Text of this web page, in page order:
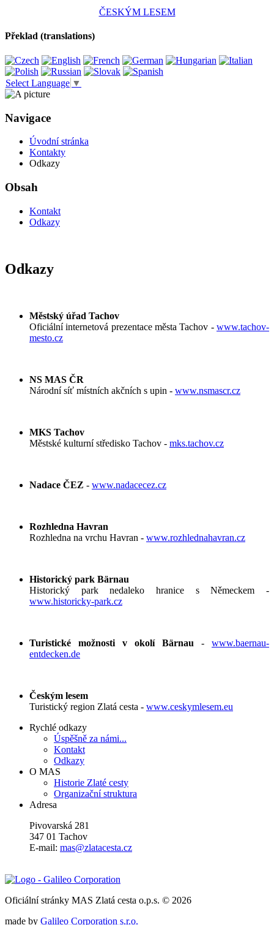
ČESKÝM LESEM
Překlad (translations)
Select Language ▼
Navigace
Úvodní stránka
Kontakty
Odkazy
Obsah
Kontakt
Odkazy
Odkazy
Městský úřad Tachov
Oficiální internetová prezentace města Tachov - www.tachov-
mesto.cz
NS MAS ČR
Národní síť místních akčních s upin - www.nsmascr.cz
MKS Tachov
Městské kulturní středisko Tachov - mks.tachov.cz
Nadace ČEZ - www.nadacecez.cz
Rozhledna Havran
Rozhledna na vrchu Havran - www.rozhlednahavran.cz
Historický park Bärnau
Historický park nedaleko hranice s Německem -
www.historicky-park.cz
Turistické možnosti v okolí Bärnau - www.baernau-
entdecken.de
Českým lesem
Turistický region Zlatá cesta - www.ceskymlesem.eu
Rychlé odkazy
Úspěšně za námi...
Kontakt
Odkazy
O MAS
Historie Zlaté cesty
Organizační struktura
Adresa
Pivovarská 281
347 01 Tachov
E-mail: mas@zlatacesta.cz
Oficiální stránky MAS Zlatá cesta o.p.s. © 2026
made by Galileo Corporation s.r.o.